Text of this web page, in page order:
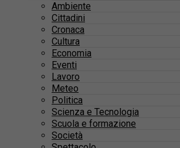
Ambiente
Cittadini
Cronaca
Cultura
Economia
Eventi
Lavoro
Meteo
Politica
Scienza e Tecnologia
Scuola e formazione
Società